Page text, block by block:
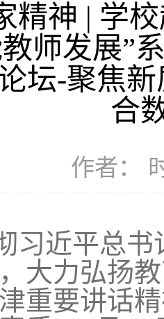
精神 | 学
师发展”
坛-聚焦
合
作者：
习近平总
大力弘扬
重要讲话